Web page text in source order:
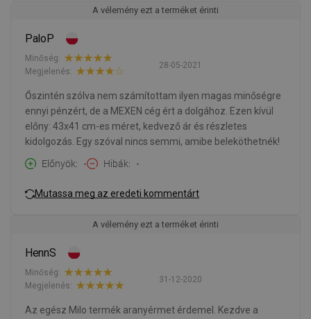
A vélemény ezt a terméket érinti
PaloP
28-05-2021
Minőség:
Megjelenés:
Őszintén szólva nem számítottam ilyen magas minőségre
ennyi pénzért, de a MEXEN cég ért a dolgához. Ezen kívül
előny: 43x41 cm-es méret, kedvező ár és részletes
kidolgozás. Egy szóval nincs semmi, amibe beleköthetnék!
Előnyök
- Hibák -
Mutassa meg az eredeti kommentárt
A vélemény ezt a terméket érinti
HennS
31-12-2020
Minőség:
Megjelenés:
Az egész Milo termék aranyérmet érdemel. Kezdve a